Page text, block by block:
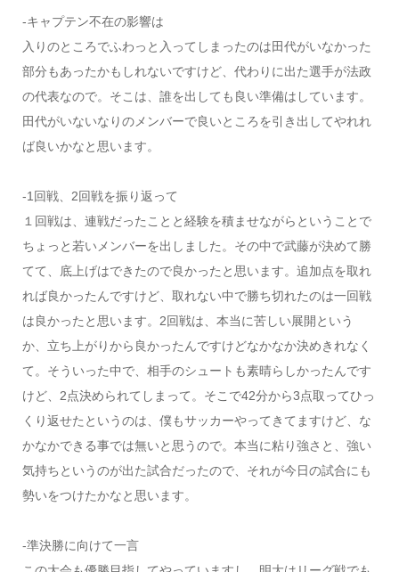
-キャプテン不在の影響は
入りのところでふわっと入ってしまったのは田代がいなかった
部分もあったかもしれないですけど、代わりに出た選手が法政
の代表なので。そこは、誰を出しても良い準備はしています。
田代がいないなりのメンバーで良いところを引き出してやれれ
ば良いかなと思います。
-1回戦、2回戦を振り返って
１回戦は、連戦だったことと経験を積ませながらということで
ちょっと若いメンバーを出しました。その中で武藤が決めて勝
てて、底上げはできたので良かったと思います。追加点を取れ
れば良かったんですけど、取れない中で勝ち切れたのは一回戦
は良かったと思います。2回戦は、本当に苦しい展開という
か、立ち上がりから良かったんですけどなかなか決めきれなく
て。そういった中で、相手のシュートも素晴らしかったんです
けど、2点決められてしまって。そこで42分から3点取ってひっ
くり返せたというのは、僕もサッカーやってきてますけど、な
かなかできる事では無いと思うので。本当に粘り強さと、強い
気持ちというのが出た試合だったので、それが今日の試合にも
勢いをつけたかなと思います。
-準決勝に向けて一言